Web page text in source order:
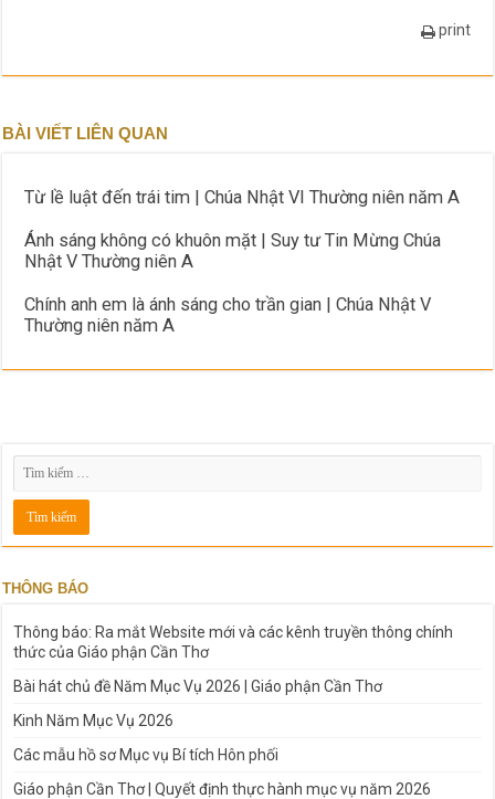
print
BÀI VIẾT LIÊN QUAN
Từ lề luật đến trái tim | Chúa Nhật VI Thường niên năm A
Ánh sáng không có khuôn mặt | Suy tư Tin Mừng Chúa
Nhật V Thường niên A
Chính anh em là ánh sáng cho trần gian | Chúa Nhật V
Thường niên năm A
THÔNG BÁO
Thông báo: Ra mắt Website mới và các kênh truyền thông chính
thức của Giáo phận Cần Thơ
Bài hát chủ đề Năm Mục Vụ 2026 | Giáo phận Cần Thơ
Kinh Năm Mục Vụ 2026
Các mẫu hồ sơ Mục vụ Bí tích Hôn phối
Giáo phận Cần Thơ | Quyết định thực hành mục vụ năm 2026